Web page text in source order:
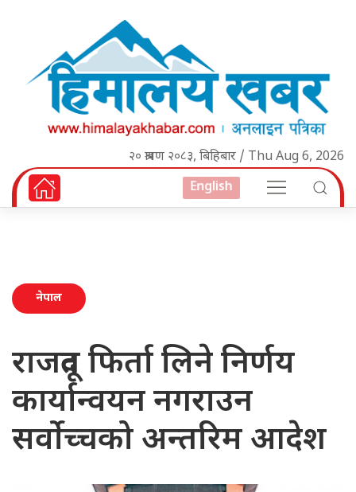
२० श्रावण २०८३, बिहिबार / Thu Aug 6, 2026
English
नेपाल
राजदूत फिर्ता लिने निर्णय
कार्यान्वयन नगराउन
सर्वोच्चको अन्तरिम आदेश